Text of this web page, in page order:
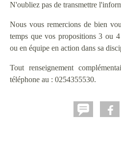
N'oubliez pas de transmettre
Nous vous remercions de bien
temps que vos propositions 3 ou
ou en équipe en action dans sa
Tout renseignement
téléphone au : 0254355530.